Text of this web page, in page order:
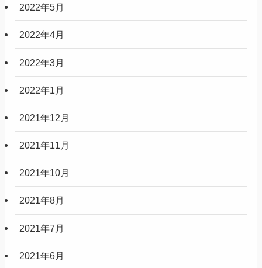
2022年5月
2022年4月
2022年3月
2022年1月
2021年12月
2021年11月
2021年10月
2021年8月
2021年7月
2021年6月